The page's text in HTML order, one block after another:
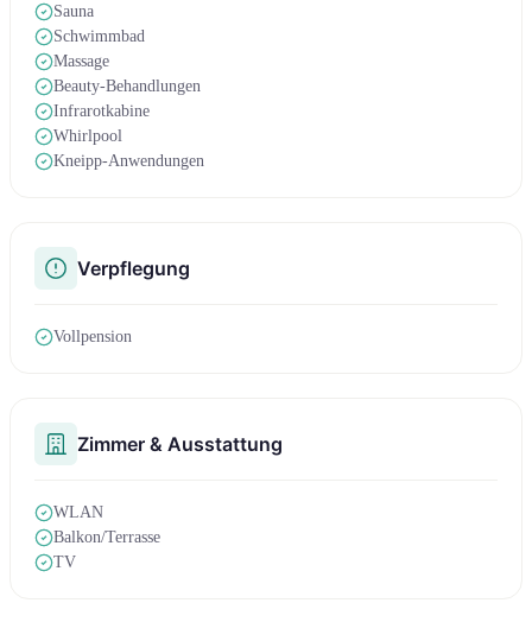
Sauna
Schwimmbad
Massage
Beauty-Behandlungen
Infrarotkabine
Whirlpool
Kneipp-Anwendungen
Verpflegung
Vollpension
Zimmer & Ausstattung
WLAN
Balkon/Terrasse
TV